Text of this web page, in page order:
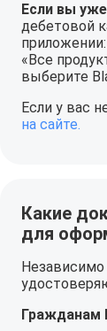
Если вы
дебетовой
«Все
выберите
Если у вас
на сайте.
Какие
для
Гражданам